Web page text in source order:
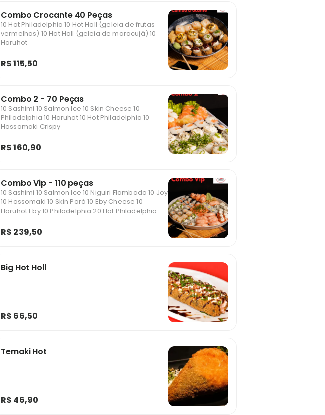
Combo Crocante 40 Peças
10 Hot Philadelphia 10 Hot Holl (geleia de frutas
vermelhas) 10 Hot Holl (geleia de maracujá) 10
Haruhot
R$ 115,50
Combo 2 - 70 Peças
10 Sashimi 10 Salmon Ice 10 Skin Cheese 10
Philadelphia 10 Haruhot 10 Hot Philadelphia 10
Hossomaki Crispy
R$ 160,90
Combo Vip - 110 peças
10 Sashimi 10 Salmon Ice 10 Niguiri Flambado 10 Joy
10 Hossomaki 10 Skin Poró 10 Eby Cheese 10
Haruhot Eby 10 Philadelphia 20 Hot Philadelphia
R$ 239,50
Big Hot Holl
R$ 66,50
Temaki Hot
R$ 46,90